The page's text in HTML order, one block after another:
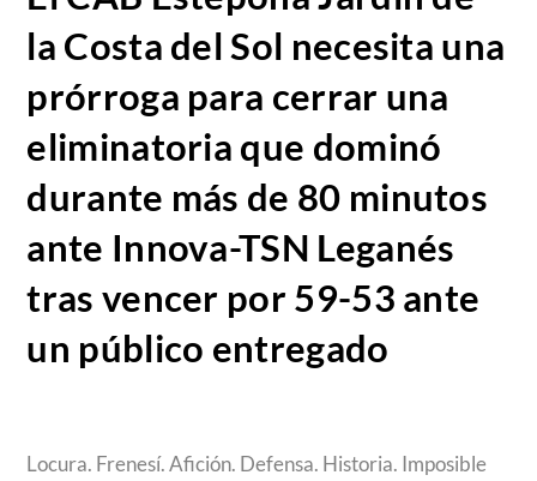
la Costa del Sol necesita una
prórroga para cerrar una
eliminatoria que dominó
durante más de 80 minutos
ante Innova-TSN Leganés
tras vencer por 59-53 ante
un público entregado
Locura. Frenesí. Afición. Defensa. Historia. Imposible